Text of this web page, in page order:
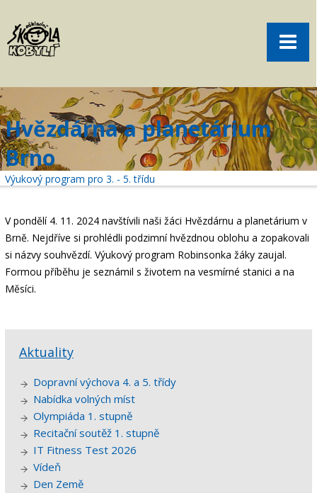
Aktuality
Volný čas
Kontakt
Akce
žákovská knížka
objednání obědů
Menu
Hvězdárna a planetárium
Brno
Výukový program pro 3. - 5. třídu
V pondělí 4. 11. 2024 navštívili naši žáci Hvězdárnu a planetárium v
Brně. Nejdříve si prohlédli podzimní hvězdnou oblohu a zopakovali
si názvy souhvězdí. Výukový program Robinsonka žáky zaujal.
Formou příběhu je seznámil s životem na vesmírné stanici a na
Měsíci.
Aktuality
Dopravní výchova 4. a 5. třídy
Nabídka volných míst
Olympiáda 1. stupně
Recitační soutěž 1. stupně
IT Fitness Test 2026
Vídeň
Den Země